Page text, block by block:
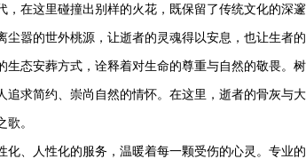
在这里碰撞出别样的火花，既保留了传统文化的深
嚣的世外桃源，让逝者的灵魂得以安息，也让生者的
生态安葬方式，诠释着对生命的尊重与自然的敬畏
求简约、崇尚自然的情怀。在这里，逝者的骨灰与
。
化、人性化的服务，温暖着每一颗受伤的心灵。专业